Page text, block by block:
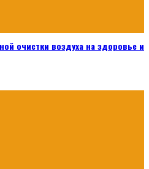
очистки воздуха на здоровье и